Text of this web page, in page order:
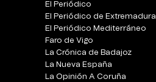
El Periódico
El Periódico de Extremadura
El Periódico Mediterráneo
Faro de Vigo
La Crónica de Badajoz
La Nueva España
La Opinión A Coruña